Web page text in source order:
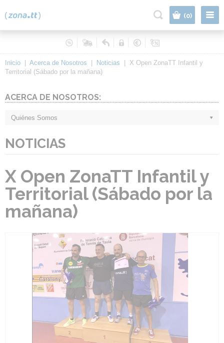
(0)
Inicio Acerca de Nosotros Noticias
X Open ZonaTT Infantil y
Territorial (Sábado por la mañana)
ACERCA DE NOSOTROS:
Quiénes Somos
NOTICIAS
X Open ZonaTT Infantil y
Territorial (Sábado por la
mañana)